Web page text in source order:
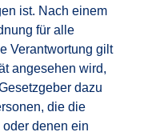
ist. Nach einem
für alle
Verantwortung gilt
angesehen wird,
dazu
die die
denen ein